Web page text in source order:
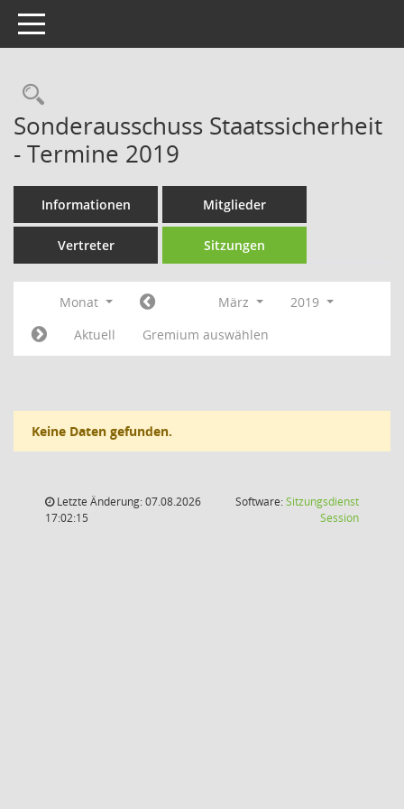
Toggle navigation
Rechercheauswahl
Sonderausschuss Staatssicherheit
- Termine 2019
Informationen Mitglieder
Vertreter Sitzungen
Monat März
2019
Aktuell
Gremium auswählen
Keine Daten gefunden.
Letzte Änderung: 07.08.2026
17:02:15
Software:Sitzungsdienst
Session(Wird in